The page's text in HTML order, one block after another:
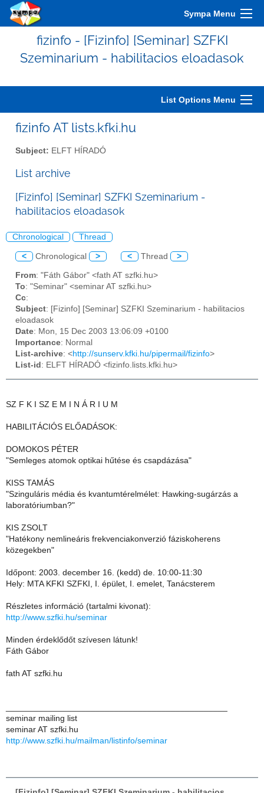
Sympa Menu
fizinfo - [Fizinfo] [Seminar] SZFKI
Szeminarium - habilitacios eloadasok
List Options Menu
fizinfo AT lists.kfki.hu
Subject: ELFT HÍRADÓ
List archive
[Fizinfo] [Seminar] SZFKI Szeminarium -
habilitacios eloadasok
Chronological Thread
< Chronological > < Thread >
From: "Fáth Gábor" <fath AT szfki.hu>
To: "Seminar" <seminar AT szfki.hu>
Cc:
Subject: [Fizinfo] [Seminar] SZFKI Szeminarium - habilitacios
eloadasok
Date: Mon, 15 Dec 2003 13:06:09 +0100
Importance: Normal
List-archive: <http://sunserv.kfki.hu/pipermail/fizinfo>
List-id : ELFT HÍRADÓ <fizinfo.lists.kfki.hu>
SZ F K I SZ E M I N Á R I U M
HABILITÁCIÓS ELŐADÁSOK:
DOMOKOS PÉTER
"Semleges atomok optikai hűtése és csapdázása"
KISS TAMÁS
"Szinguláris média és kvantumtérelmélet: Hawking-sugárzás a
laboratóriumban?"
KIS ZSOLT
"Hatékony nemlineáris frekvenciakonverzió fáziskoherens
közegekben"
Időpont: 2003. december 16. (kedd) de. 10:00-11:30
Hely: MTA KFKI SZFKI, I. épület, I. emelet, Tanácsterem
Részletes információ (tartalmi kivonat):
http://www.szfki.hu/seminar
Minden érdeklődőt szívesen látunk!
Fáth Gábor
fath AT szfki.hu
seminar mailing list
seminar AT szfki.hu
http://www.szfki.hu/mailman/listinfo/seminar